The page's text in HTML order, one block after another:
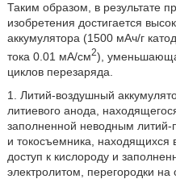
Таким образом, в результате
изобретения достигается
аккумулятора (1500 мАч/г
тока 0.01 мА/см2),
циклов перезаряда.
1. Литий-воздушный
литиевого анода,
заполненной неводным
и токосъемника,
доступ к кислороду и
электролитом, перегородки